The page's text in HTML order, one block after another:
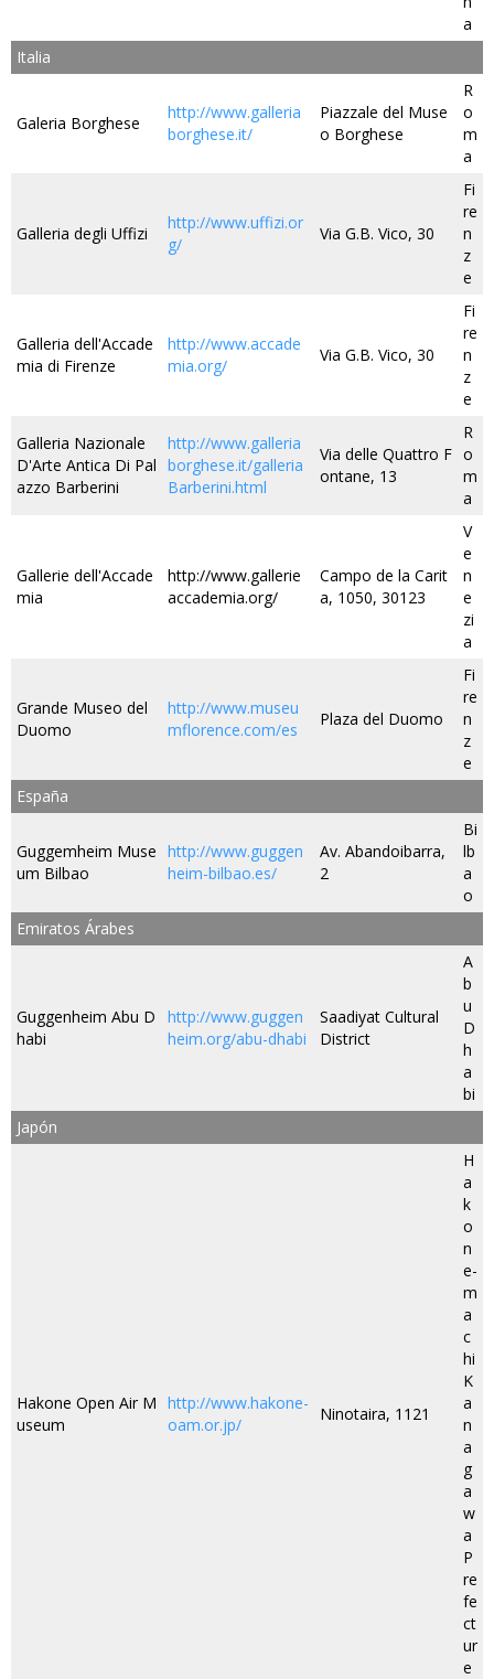
a
Italia
Galeria Borghese
http://www.galleria
borghese.it/
Piazzale del Muse
o Borghese
R
o
m
a
Galleria degli Uffizi
http://www.uffizi.or
g/
Via G.B. Vico, 30
Fi
re
n
z
e
Galleria dell'Accade
mia di Firenze
http://www.accade
mia.org/
Via G.B. Vico, 30
Fi
re
n
z
e
Galleria Nazionale
D'Arte Antica Di Pal
azzo Barberini
http://www.galleria
borghese.it/galleria
Barberini.html
Via delle Quattro F
ontane, 13
R
o
m
a
Gallerie dell'Accade
mia
http://www.gallerie
accademia.org/
Campo de la Carit
a, 1050, 30123
V
e
n
e
zi
a
Grande Museo del
Duomo
http://www.museu
mflorence.com/es
Plaza del Duomo
Fi
re
n
z
e
España
Guggemheim Muse
um Bilbao
http://www.guggen
heim-bilbao.es/
Av. Abandoibarra,
2
Bi
lb
a
o
Emiratos Árabes
Guggenheim Abu D
habi
http://www.guggen
heim.org/abu-dhabi
Saadiyat Cultural
District
A
b
u
D
h
a
bi
Japón
Hakone Open Air M
useum
http://www.hakone-
oam.or.jp/
Ninotaira, 1121
H
a
k
o
n
e-
m
a
c
hi
K
a
n
a
g
a
w
a
P
re
fe
ct
ur
e